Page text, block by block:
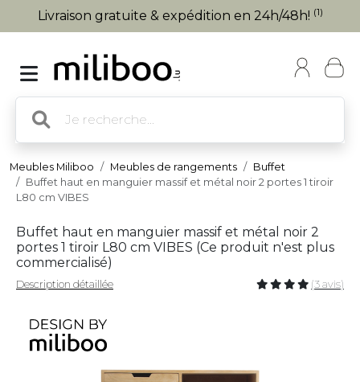
Livraison gratuite & expédition en 24h/48h! (1)
Meubles Miliboo Meubles de rangements
Buffet
Buffet haut en manguier massif et métal noir 2 portes 1 tiroir
L80 cm VIBES
Buffet haut en manguier massif et métal noir 2
portes 1 tiroir L80 cm VIBES (Ce produit n'est plus
commercialisé)
Description détaillée (3 avis)